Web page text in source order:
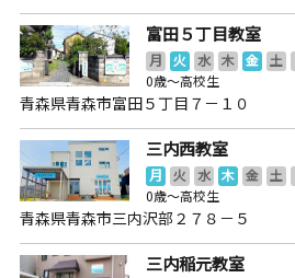
富田５丁目教室
月 火 水 木 金 土
0歳～高校生
青森県青森市富田５丁目７－１０
三内西教室
月 火 水 木 金 土
0歳～高校生
青森県青森市三内沢部２７８－５
三内稲元教室